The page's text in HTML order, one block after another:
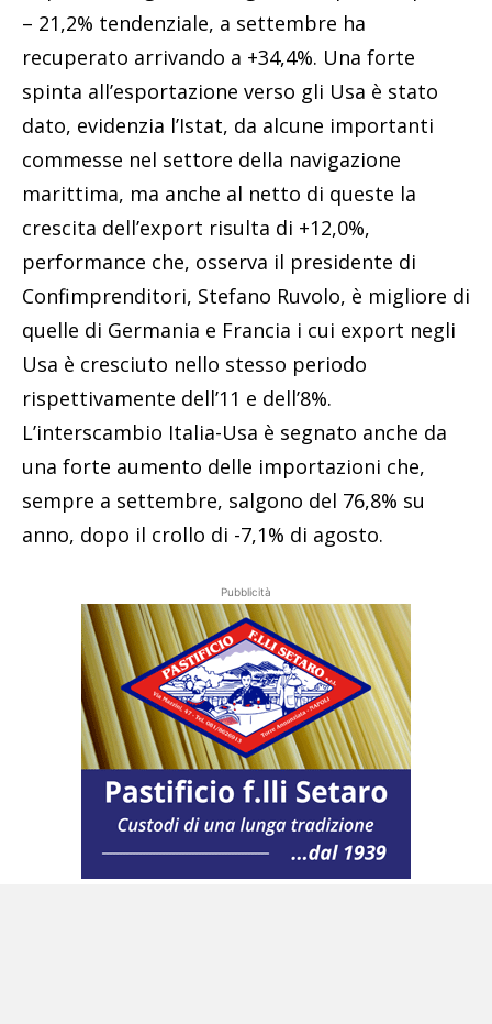
– 21,2% tendenziale, a settembre ha
recuperato arrivando a +34,4%. Una forte
spinta all’esportazione verso gli Usa è stato
dato, evidenzia l’Istat, da alcune importanti
commesse nel settore della navigazione
marittima, ma anche al netto di queste la
crescita dell’export risulta di +12,0%,
performance che, osserva il presidente di
Confimprenditori, Stefano Ruvolo, è migliore di
quelle di Germania e Francia i cui export negli
Usa è cresciuto nello stesso periodo
rispettivamente dell’11 e dell’8%.
L’interscambio Italia-Usa è segnato anche da
una forte aumento delle importazioni che,
sempre a settembre, salgono del 76,8% su
anno, dopo il crollo di -7,1% di agosto.
Pubblicità